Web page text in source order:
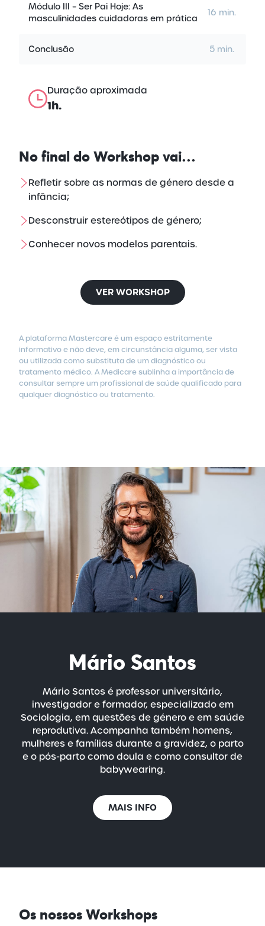
Módulo III – Ser Pai Hoje: As
masculinidades cuidadoras em prática
16 min.
Conclusão 5 min.
Duração aproximada
1h.
No final doWorkshop vai…
Refletir sobre as normas de género desde a
infância;
Desconstruir estereótipos de género;
Conhecer novos modelos parentais.
VER WORKSHOP
A plataforma Mastercare é um espaço estritamente
informativo e não deve, em circunstância alguma, ser vista
ou utilizada como substituta de um diagnóstico ou
tratamento médico. A Medicare sublinha a importância de
consultar sempre um profissional de saúde qualificado para
qualquer diagnóstico ou tratamento.
Mário Santos
Mário Santos é professor universitário,
investigador e formador, especializado em
Sociologia, em questões de género e em saúde
reprodutiva. Acompanha também homens,
mulheres e famílias durante a gravidez, o parto
e o pós-parto como doula e como consultor de
babywearing.
MAIS INFO
Os nossos Workshops